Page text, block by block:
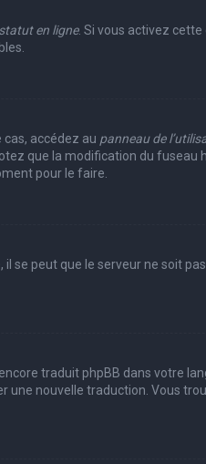
en ligne. Si vous activez
cas, accédez au panneau de
que la modification du
pour le faire.
peut que le serveur ne soit pas
traduit phpBB dans votre
une nouvelle traduction. Vous